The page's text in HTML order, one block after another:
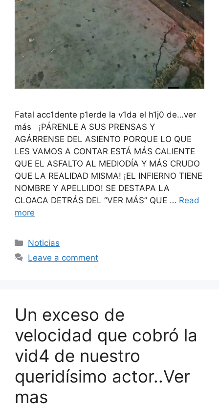
Fatal acc1dente p1erde la v1da el h1j0 de…ver
más ¡PÁRENLE A SUS PRENSAS Y
AGÁRRENSE DEL ASIENTO PORQUE LO QUE
LES VAMOS A CONTAR ESTÁ MÁS CALIENTE
QUE EL ASFALTO AL MEDIODÍA Y MÁS CRUDO
QUE LA REALIDAD MISMA! ¡EL INFIERNO TIENE
NOMBRE Y APELLIDO! SE DESTAPA LA
CLOACA DETRÁS DEL “VER MÁS” QUE … Read
more
Categories
Noticias
Leave a comment
Un exceso de
velocidad que cobró la
vid4 de nuestro
queridísimo actor..Ver
mas